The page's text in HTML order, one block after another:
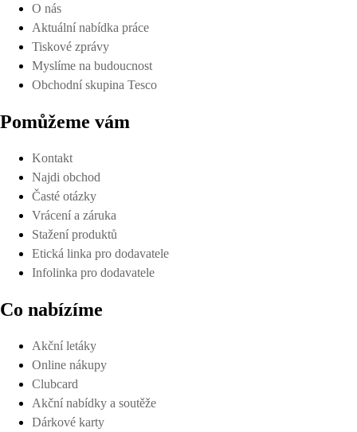
O nás
Aktuální nabídka práce
Tiskové zprávy
Myslíme na budoucnost
Obchodní skupina Tesco
Pomůžeme vám
Kontakt
Najdi obchod
Časté otázky
Vrácení a záruka
Stažení produktů
Etická linka pro dodavatele
Infolinka pro dodavatele
Co nabízíme
Akční letáky
Online nákupy
Clubcard
Akční nabídky a soutěže
Dárkové karty